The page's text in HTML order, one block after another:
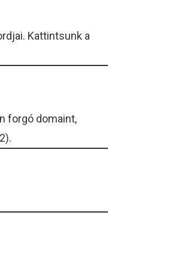
Kattintsunk a
forgó domaint,